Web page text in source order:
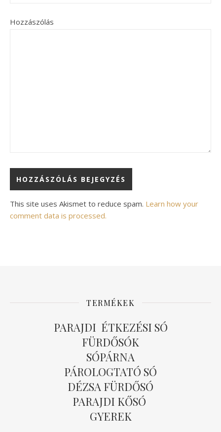
Hozzászólás
Alternative:
This site uses Akismet to reduce spam. Learn how your
comment data is processed.
TERMÉKEK
PARAJDI ÉTKEZÉSI SÓ
FÜRDŐSÓK
SÓPÁRNA
PÁROLOGTATÓ SÓ
DÉZSA FÜRDŐSÓ
PARAJDI KŐSÓ
GYEREK